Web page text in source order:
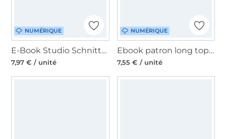
NUMÉRIQUE
E-Book Studio Schnittreif Mme Konni, en français
7,97 € / unité
NUMÉRIQUE
Ebook patron long top, tunique, robe femme Nelly Schnitte4Friends, en allemand
7,55 € / unité